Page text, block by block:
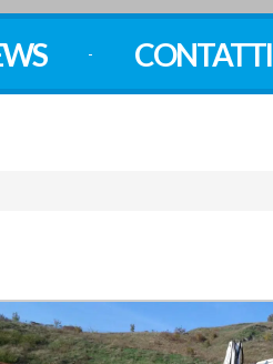
CONTATTI